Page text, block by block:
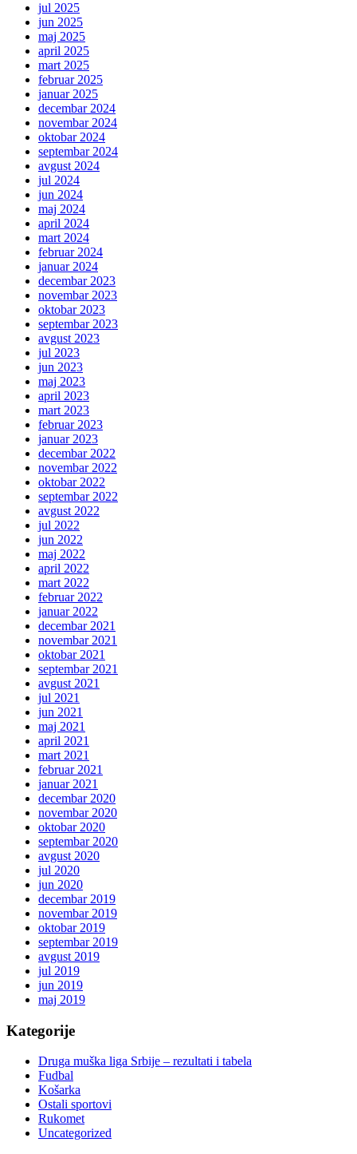
jul 2025
jun 2025
maj 2025
april 2025
mart 2025
februar 2025
januar 2025
decembar 2024
novembar 2024
oktobar 2024
septembar 2024
avgust 2024
jul 2024
jun 2024
maj 2024
april 2024
mart 2024
februar 2024
januar 2024
decembar 2023
novembar 2023
oktobar 2023
septembar 2023
avgust 2023
jul 2023
jun 2023
maj 2023
april 2023
mart 2023
februar 2023
januar 2023
decembar 2022
novembar 2022
oktobar 2022
septembar 2022
avgust 2022
jul 2022
jun 2022
maj 2022
april 2022
mart 2022
februar 2022
januar 2022
decembar 2021
novembar 2021
oktobar 2021
septembar 2021
avgust 2021
jul 2021
jun 2021
maj 2021
april 2021
mart 2021
februar 2021
januar 2021
decembar 2020
novembar 2020
oktobar 2020
septembar 2020
avgust 2020
jul 2020
jun 2020
decembar 2019
novembar 2019
oktobar 2019
septembar 2019
avgust 2019
jul 2019
jun 2019
maj 2019
Kategorije
Druga muška liga Srbije – rezultati i tabela
Fudbal
Košarka
Ostali sportovi
Rukomet
Uncategorized